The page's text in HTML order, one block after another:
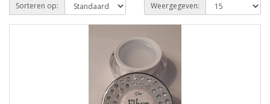
Sorteren op: Weergegeven: